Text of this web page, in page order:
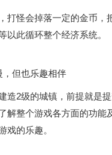
打怪会掉落一定的金币，
以此循环整个经济系统。
，但也乐趣相伴
造2级的城镇，前提就是
解整个游戏各方面的功能
戏的乐趣。